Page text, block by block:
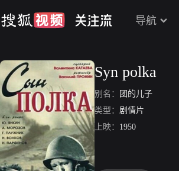
导航
Syn polka
别名：
团的儿子
类型： 剧情片
上映： 1950